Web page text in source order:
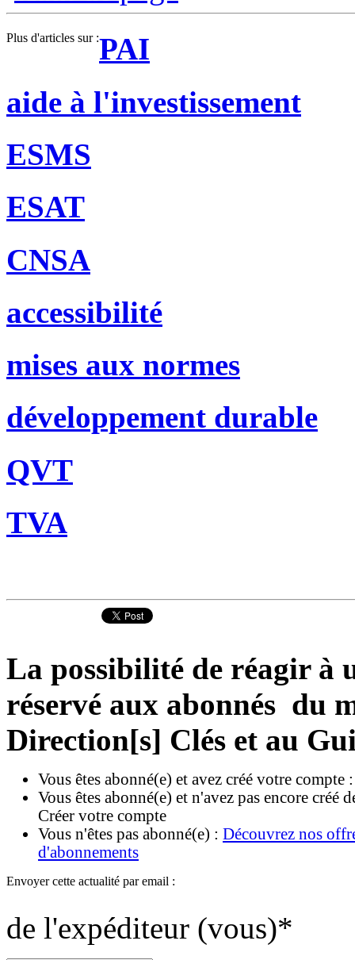
Plus d'articles sur :PAI
aide à l'investissement
ESMS
ESAT
CNSA
accessibilité
mises aux normes
développement durable
QVT
TVA
La possibilité de réagir à
réservé aux abonnés du
Direction[s] Clés et au
Vous êtes abonné(e) et avez créé votre compte
Vous êtes abonné(e) et n'avez pas encore créé
Créer votre compte
Vous n'êtes pas abonné(e) : Découvrez nos
d'abonnements
Envoyer cette actualité par email :
de l'expéditeur (vous)*